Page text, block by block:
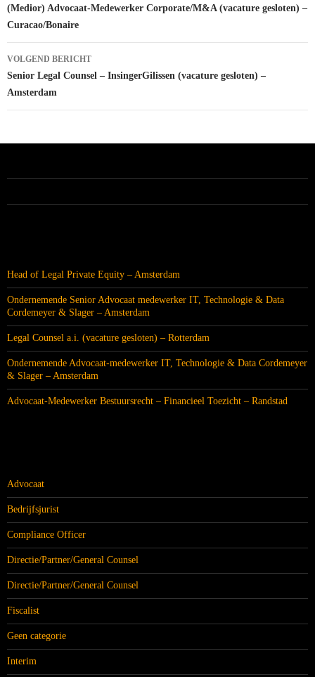
navigatie
(Medior) Advocaat-Medewerker Corporate/M&A (vacature gesloten) –
Curacao/Bonaire
VOLGEND BERICHT
Senior Legal Counsel – InsingerGilissen (vacature gesloten) –
Amsterdam
Head of Legal Private Equity – Amsterdam
Ondernemende Senior Advocaat medewerker IT, Technologie & Data
Cordemeyer & Slager – Amsterdam
Legal Counsel a.i. (vacature gesloten) – Rotterdam
Ondernemende Advocaat-medewerker IT, Technologie & Data Cordemeyer
& Slager – Amsterdam
Advocaat-Medewerker Bestuursrecht – Financieel Toezicht – Randstad
Advocaat
Bedrijfsjurist
Compliance Officer
Directie/Partner/General Counsel
Directie/Partner/General Counsel
Fiscalist
Geen categorie
Interim